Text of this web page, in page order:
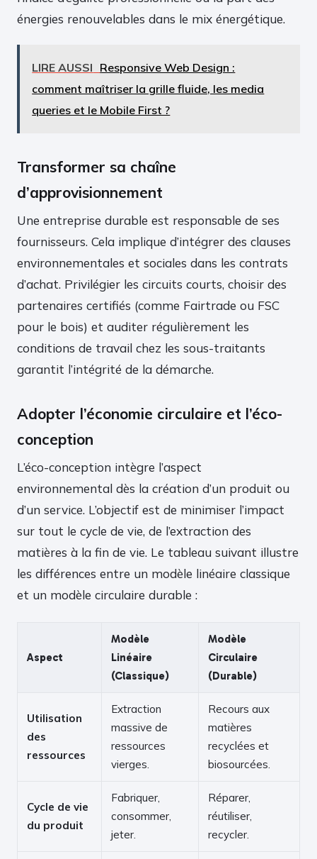
énergies renouvelables dans le mix énergétique.
LIRE AUSSI Responsive Web Design :
comment maîtriser la grille fluide, les media
queries et le Mobile First ?
Transformer sa chaîne
d’approvisionnement
Une entreprise durable est responsable de ses
fournisseurs. Cela implique d’intégrer des clauses
environnementales et sociales dans les contrats
d’achat. Privilégier les circuits courts, choisir des
partenaires certifiés (comme Fairtrade ou FSC
pour le bois) et auditer régulièrement les
conditions de travail chez les sous-traitants
garantit l’intégrité de la démarche.
Adopter l’économie circulaire et l’éco-
conception
L’éco-conception intègre l’aspect
environnemental dès la création d’un produit ou
d’un service. L’objectif est de minimiser l’impact
sur tout le cycle de vie, de l’extraction des
matières à la fin de vie. Le tableau suivant illustre
les différences entre un modèle linéaire classique
et un modèle circulaire durable :
Aspect
Modèle
Linéaire
(Classique)
Modèle
Circulaire
(Durable)
Utilisation
des
ressources
Extraction
massive de
ressources
vierges.
Recours aux
matières
recyclées et
biosourcées.
Cycle de vie
du produit
Fabriquer,
consommer,
jeter.
Réparer,
réutiliser,
recycler.